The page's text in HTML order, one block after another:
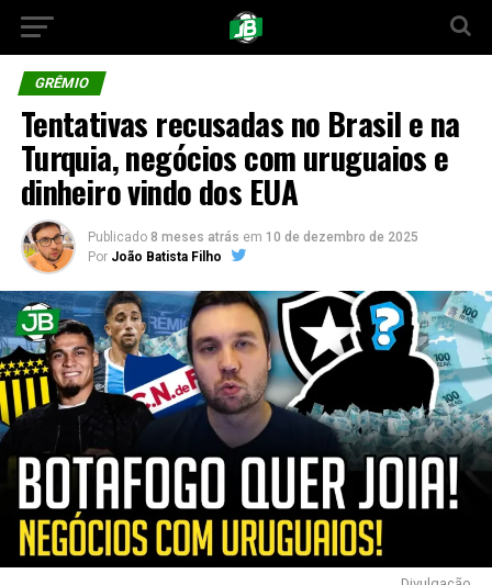
GRÊMIO
Tentativas recusadas no Brasil e na
Turquia, negócios com uruguaios e
dinheiro vindo dos EUA
Publicado 8 meses atrás em 10 de dezembro de 2025
Por João Batista Filho